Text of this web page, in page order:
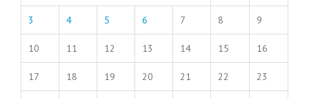
3 4 5 6 7 8 9
10 11 12 13 14 15 16
17 18 19 20 21 22 23